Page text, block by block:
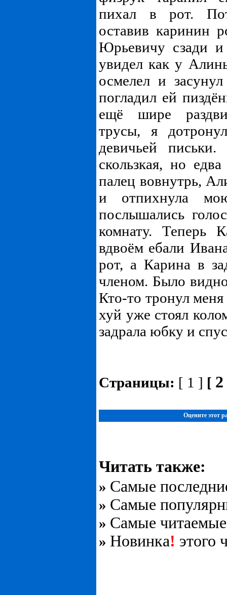
пихал в рот.
оставив каринин
Юрьевичу сзади
увидел как у
осмелел и
погладил ей
ещё шире
трусы, я
девичьей
скользкая, но
палец вовнутрь,
и отпихнула
послышались
комнату. Теперь
вдвоём ебали
рот, а Карина в
членом. Было
Кто-то тронул
хуй уже стоял
задрала юбку и
Страницы: [ 1 ] [ 2
Оцените этот
Читать также:
» Самые
» Самые
» Самые
» Новинка! этого